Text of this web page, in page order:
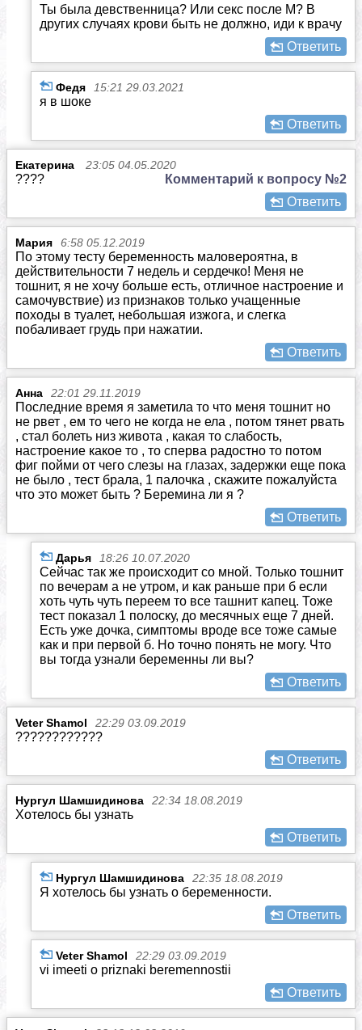
Ты была девственница? Или секс после М? В
других случаях крови быть не должно, иди к врачу
Ответить
Федя 15:21 29.03.2021
я в шоке
Ответить
Екатерина 23:05 04.05.2020
Комментарий к вопросу №2
????
Ответить
Мария 6:58 05.12.2019
По этому тесту беременность маловероятна, в
действительности 7 недель и сердечко! Меня не
тошнит, я не хочу больше есть, отличное настроение и
самочувствие) из признаков только учащенные
походы в туалет, небольшая изжога, и слегка
побаливает грудь при нажатии.
Ответить
Анна 22:01 29.11.2019
Последние время я заметила то что меня тошнит но
не рвет , ем то чего не когда не ела , потом тянет рвать
, стал болеть низ живота , какая то слабость,
настроение какое то , то сперва радостно то потом
фиг пойми от чего слезы на глазах, задержки еще пока
не было , тест брала, 1 палочка , скажите пожалуйста
что это может быть ? Беремина ли я ?
Ответить
Дарья 18:26 10.07.2020
Сейчас так же происходит со мной. Только тошнит
по вечерам а не утром, и как раньше при б если
хоть чуть чуть переем то все ташнит капец. Тоже
тест показал 1 полоску, до месячных еще 7 дней.
Есть уже дочка, симптомы вроде все тоже самые
как и при первой б. Но точно понять не могу. Что
вы тогда узнали беременны ли вы?
Ответить
Veter Shamol 22:29 03.09.2019
????????????
Ответить
Нургул Шамшидинова 22:34 18.08.2019
Хотелось бы узнать
Ответить
Нургул Шамшидинова 22:35 18.08.2019
Я хотелось бы узнать о беременности.
Ответить
Veter Shamol 22:29 03.09.2019
vi imeeti o priznaki beremennostii
Ответить